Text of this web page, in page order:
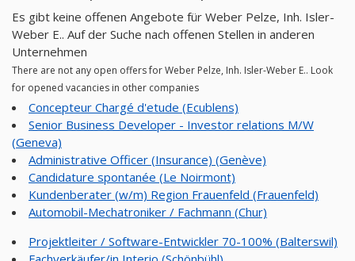
Es gibt keine offenen Angebote für Weber Pelze, Inh. Isler-
Weber E.. Auf der Suche nach offenen Stellen in anderen
Unternehmen
There are not any open offers for Weber Pelze, Inh. Isler-Weber E.. Look
for opened vacancies in other companies
Concepteur Chargé d'etude (Ecublens)
Senior Business Developer - Investor relations M/W
(Geneva)
Administrative Officer (Insurance) (Genève)
Candidature spontanée (Le Noirmont)
Kundenberater (w/m) Region Frauenfeld (Frauenfeld)
Automobil-Mechatroniker / Fachmann (Chur)
Projektleiter / Software-Entwickler 70-100% (Balterswil)